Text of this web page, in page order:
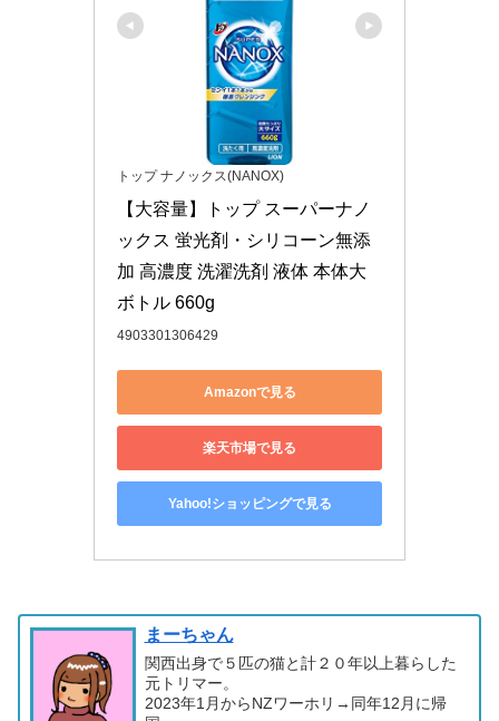
トップ ナノックス(NANOX)
【大容量】トップ スーパーナノ
ックス 蛍光剤・シリコーン無添
加 高濃度 洗濯洗剤 液体 本体大
ボトル 660g
4903301306429
Amazonで見る
楽天市場で見る
Yahoo!ショッピングで見る
まーちゃん
関西出身で５匹の猫と計２０年以上暮らした
元トリマー。
2023年1月からNZワーホリ→同年12月に帰